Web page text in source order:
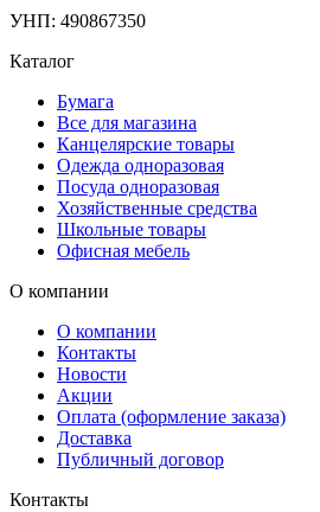
УНП: 490867350
Каталог
Бумага
Все для магазина
Канцелярские товары
Одежда одноразовая
Посуда одноразовая
Хозяйственные средства
Школьные товары
Офисная мебель
О компании
О компании
Контакты
Новости
Акции
Оплата (оформление заказа)
Доставка
Публичный договор
Контакты